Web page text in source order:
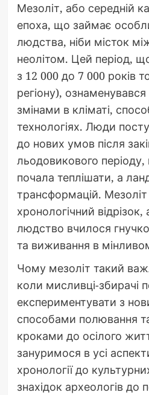
Мезоліт, або середній
епоха, що займає
людства, ніби місток
неолітом. Цей період,
з 12 000 до 7 000 років
регіону),
змінами в кліматі,
технологіях. Люди
до нових умов після
льодовикового
почала теплішати, а
трансформацій.
хронологічний
людство вчилося
та виживання в
Чому мезоліт такий
коли мисливці-збирачі
експериментувати з
способами полювання
кроками до осілого
зануримося в усі
хронології до
знахідок археологів до